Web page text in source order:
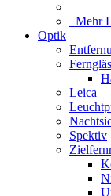
Mehr
Optik
Leica
Spektiv